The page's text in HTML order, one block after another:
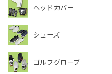
ヘッドカバー
シューズ
ゴルフグローブ